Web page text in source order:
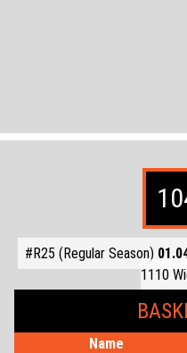
#R25 (Regular Season)
1110
Name